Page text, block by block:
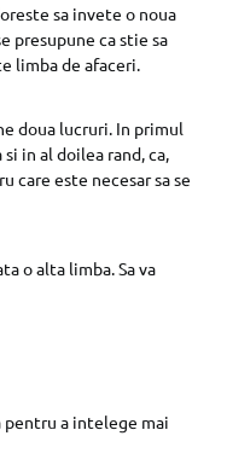
sa invete o noua
presupune ca stie sa
limba de afaceri.
doua lucruri. In primul
in al doilea rand, ca,
care este necesar sa se
o alta limba. Sa va
pentru a intelege mai